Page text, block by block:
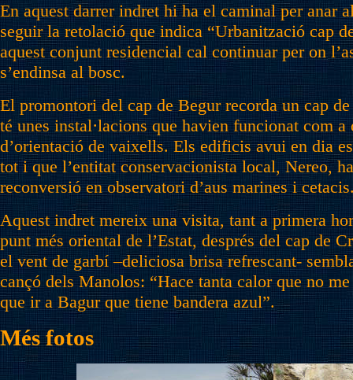
En aquest darrer indret hi ha el caminal per anar
seguir la retolació que indica “Urbanització cap
aquest conjunt residencial cal continuar per on
s’endinsa al bosc.
El promontori del cap de Begur recorda un cap
té unes instal·lacions que havien funcionat com
d’orientació de vaixells. Els edificis avui en dia
tot i que l’entitat conservacionista local, Nereo,
reconversió en observatori d’aus marines i
Aquest indret mereix una visita, tant a primera
punt més oriental de l’Estat, després del cap de
el vent de garbí –deliciosa brisa refrescant-
cançó dels Manolos: “Hace tanta calor que no
que ir a Bagur que tiene bandera azul”.
Més fotos